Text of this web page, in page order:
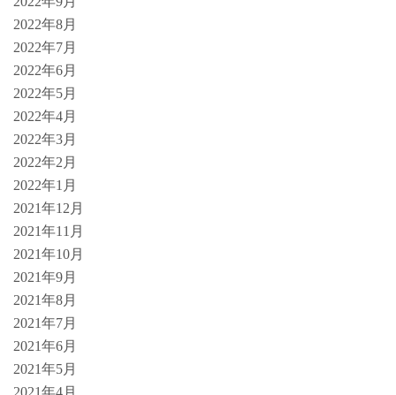
2022年8月
2022年7月
2022年6月
2022年5月
2022年4月
2022年3月
2022年2月
2022年1月
2021年12月
2021年11月
2021年10月
2021年9月
2021年8月
2021年7月
2021年6月
2021年5月
2021年4月